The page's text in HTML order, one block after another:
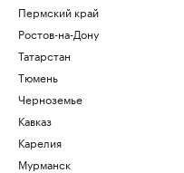
Пермский край
Ростов-на-Дону
Татарстан
Тюмень
Черноземье
Кавказ
Карелия
Мурманск